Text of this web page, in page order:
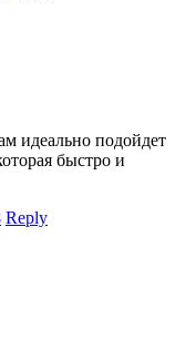
идеально подойдет
быстро и
Reply